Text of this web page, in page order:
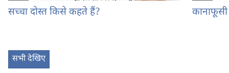
सच्चा दोस्त किसे कहते हैं?
सभी देखिए